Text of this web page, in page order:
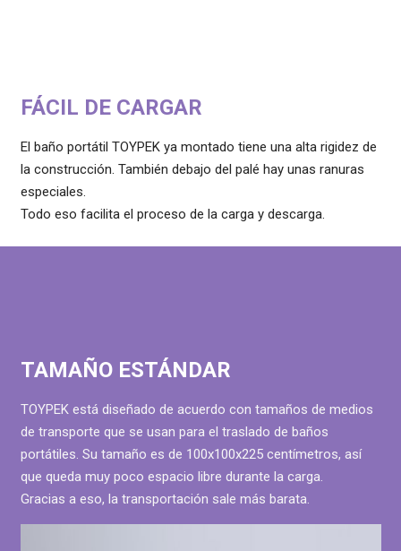
FÁCIL DE CARGAR
El baño portátil TOYPEK ya montado tiene una alta rigidez de
la construcción. También debajo del palé hay unas ranuras
especiales.
Todo eso facilita el proceso de la carga y descarga.
TAMAÑO ESTÁNDAR
TOYPEK está diseñado de acuerdo con tamaños de medios
de transporte que se usan para el traslado de baños
portátiles. Su tamaño es de 100x100x225 centímetros, así
que queda muy poco espacio libre durante la carga.
Gracias a eso, la transportación sale más barata.